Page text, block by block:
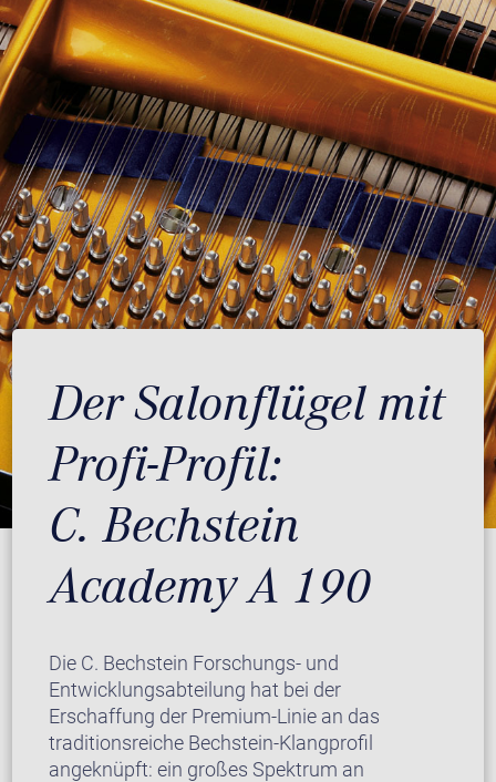
Der Salonflügel mit
Profi-Profil:
C. Bechstein
Academy A 190
Die C. Bechstein Forschungs- und
Entwicklungsabteilung hat bei der
Erschaffung der Premium-Linie an das
traditionsreiche Bechstein-Klangprofil
angeknüpft: ein großes Spektrum an